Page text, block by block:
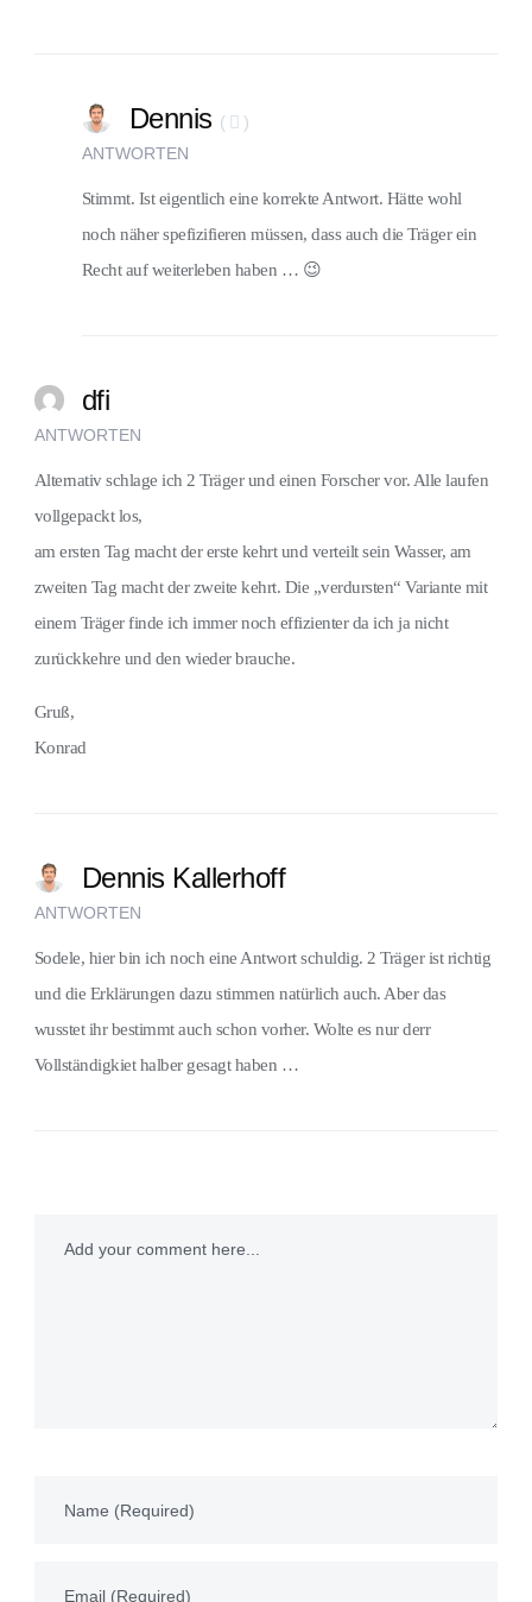
Dennis ( )
ANTWORTEN
Stimmt. Ist eigentlich eine korrekte Antwort. Hätte wohl
noch näher spefizifieren müssen, dass auch die Träger ein
Recht auf weiterleben haben … 😉
dfi
ANTWORTEN
Alternativ schlage ich 2 Träger und einen Forscher vor. Alle laufen
vollgepackt los,
am ersten Tag macht der erste kehrt und verteilt sein Wasser, am
zweiten Tag macht der zweite kehrt. Die „verdursten“ Variante mit
einem Träger finde ich immer noch effizienter da ich ja nicht
zurückkehre und den wieder brauche.
Gruß,
Konrad
Dennis Kallerhoff
ANTWORTEN
Sodele, hier bin ich noch eine Antwort schuldig. 2 Träger ist richtig
und die Erklärungen dazu stimmen natürlich auch. Aber das
wusstet ihr bestimmt auch schon vorher. Wolte es nur derr
Vollständigkiet halber gesagt haben …